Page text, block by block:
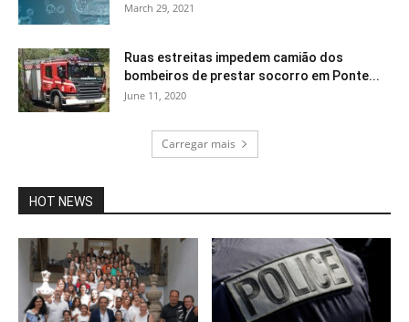
March 29, 2021
Ruas estreitas impedem camião dos
bombeiros de prestar socorro em Ponte...
June 11, 2020
Carregar mais
HOT NEWS